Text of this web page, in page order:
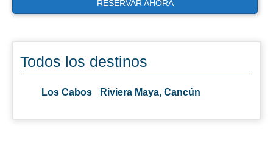
RESERVAR AHORA
Todos los destinos
Los Cabos Riviera Maya, Cancún